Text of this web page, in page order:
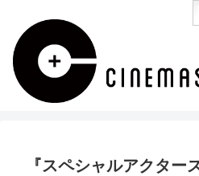
『スペシャルアクター